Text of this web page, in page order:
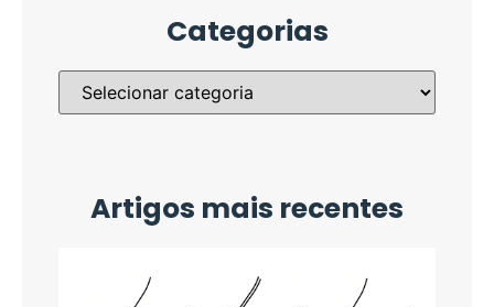
Categorias
Artigos mais recentes